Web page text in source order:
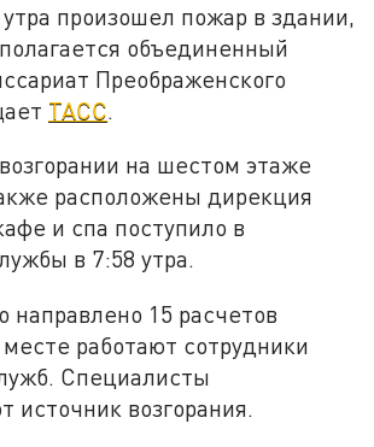
утра произошел пожар в здании,
объединенный
Преображенского
ТАСС.
на шестом этаже
расположены дирекция
и спа поступило в
в 7:58 утра.
направлено 15 расчетов
работают сотрудники
Специалисты
источник возгорания.